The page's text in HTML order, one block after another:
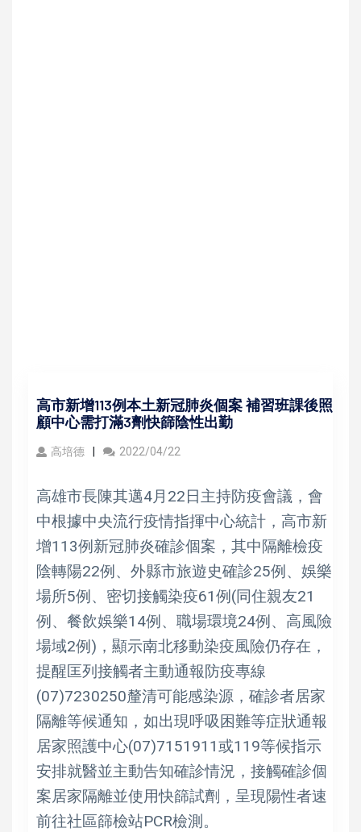
高市新增113例本土新冠肺炎個案 補習班課後照
顧中心需打滿3劑快篩陰性出勤
高培德 2022/04/22
高雄市長陳其邁4月22日主持防疫會議，會
中根據中央流行疫情指揮中心統計，高市新
增113例新冠肺炎確診個案，其中隔離檢疫
陰轉陽22例、外縣市旅遊史確診25例、娛樂
場所5例、密切接觸染疫61例(同住親友21
例、餐飲娛樂14例、職場環境24例、高風險
場域2例)，顯示南北移動染疫風險仍存在，
提醒匡列接觸者主動通報防疫專線
(07)7230250釐清可能感染源，確診者居家
隔離等候通知，如出現呼吸困難等症狀通報
居家照護中心(07)7151911或119等候指示
安排就醫並主動告知確診情況，接觸確診個
案居家隔離並使用快篩試劑，呈現陽性者速
前往社區篩檢站PCR檢測。